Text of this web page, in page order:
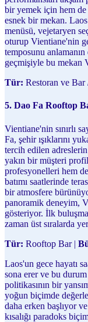
bir yemek için hem de
esnek bir mekan.
menüsü, vejetaryen
oturup Vientiane'nin
temposunu
geçmişiyle bu mekan
Tür: Restoran ve Bar
5. Dao Fa Rooftop
Vientiane'nin sınırlı
Fa, şehir ışıklarını
tercih edilen
yakın bir müşteri
profesyonelleri hem
batımı saatlerinde
bir atmosfere
panoramik deneyim,
gösteriyor. İlk
zaman üst sıralarda
Tür: Rooftop Bar |
Laos'un gece hayatı
sona erer ve bu
politikasının bir
yoğun biçimde
daha erken başlıyor
kısalığı paradoks